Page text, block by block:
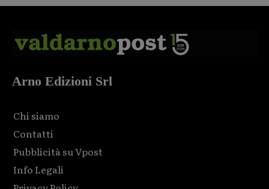
Arno Edizioni Srl
Chi siamo
Contatti
Pubblicità su Vpost
Info Legali